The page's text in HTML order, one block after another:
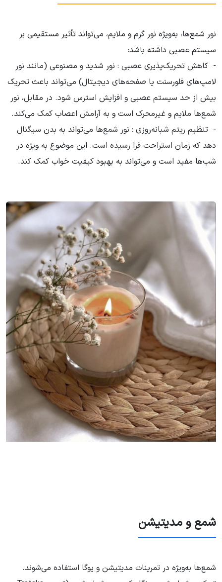
نور شمع‌ها، به‌ویژه نور گرم و ملایم، می‌تواند تأثیر مستقیمی بر
سیستم عصبی داشته باشد:
- کاهش تحریک‌پذیری عصبی : نور شدید و مصنوعی (مانند نور
لامپ‌های فلورسنت یا صفحه‌های دیجیتال) می‌تواند باعث تحریک
بیش از حد سیستم عصبی و افزایش استرس شود. در مقابل، نور
شمع‌ها ملایم و غیرمحرک است و به آرامش اعصاب کمک می‌کند.
- تنظیم ریتم شبانه‌روزی : نور شمع‌ها می‌تواند به بدن سیگنال
دهد که زمان استراحت فرا رسیده است. این موضوع به ویژه در
شب‌ها مفید است و می‌تواند به بهبود کیفیت خواب کمک کند.
شمع و مدیتیشن
شمع‌ها به‌ویژه در تمرینات مدیتیشن و یوگا استفاده می‌شوند.